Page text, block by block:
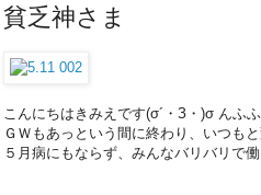
貧乏神さま
こんにちはきみえです(σ´・З・)σ んふ
ＧＷもあっという間に終わり、いつも
５月病にもならず、みんなバリバリで